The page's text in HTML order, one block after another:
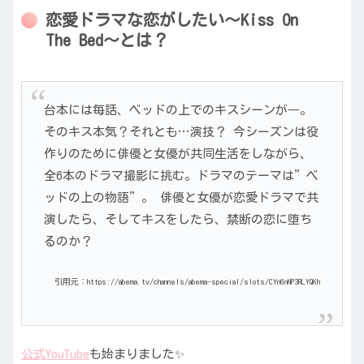
恋愛ドラマな恋がしたい～Kiss On
The Bed～とは？
台本には毎話、ベッドの上でのキスシーンが―。
そのキス本気？それとも…演技？ 今シーズンは役
作りのために俳優と女優が共同生活をしながら、
全6本のドラマ撮影に挑む。ドラマのテーマは”ベ
ッドの上の物語”。 俳優と女優が恋愛ドラマで共
演したら、そしてキスをしたら、禁断の恋に堕ち
るのか？
引用元：https://abema.tv/channels/abema-special/slots/CYn6nNP3RLYQKh
公式YouTubeも始まりました✨